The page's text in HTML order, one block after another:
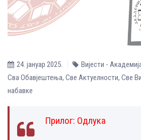
24. јануар 2025. Вијести -
Сва Обавјештења, Све Aктуелности, Све
набавке
Прилог: Одлука